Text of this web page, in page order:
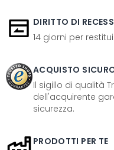
DIRITTO DI
14 giorni per
ACQUISTO
Il sigillo di qualità
dell'acquirente
sicurezza.
PRODOTTI PER TE